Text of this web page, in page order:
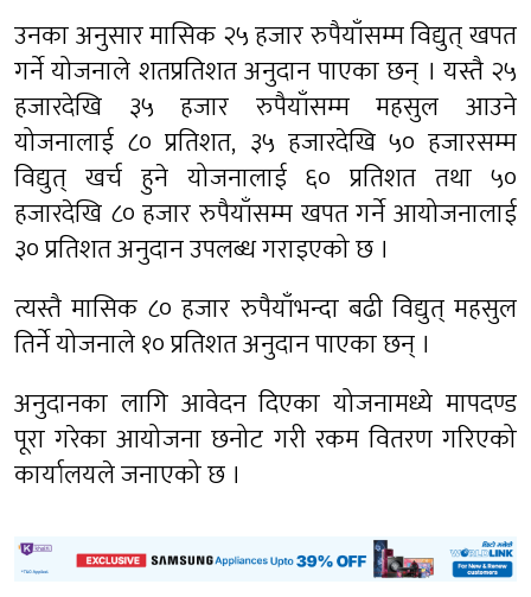
उनका अनुसार मासिक २५ हजार रुपैयाँसम्म विद्युत् खपत
गर्ने योजनाले शतप्रतिशत अनुदान पाएका छन् । यस्तै २५
हजारदेखि ३५ हजार रुपैयाँसम्म महसुल आउने
योजनालाई ८० प्रतिशत, ३५ हजारदेखि ५० हजारसम्म
विद्युत् खर्च हुने योजनालाई ६० प्रतिशत तथा ५०
हजारदेखि ८० हजार रुपैयाँसम्म खपत गर्ने आयोजनालाई
३० प्रतिशत अनुदान उपलब्ध गराइएको छ ।
त्यस्तै मासिक ८० हजार रुपैयाँभन्दा बढी विद्युत् महसुल
तिर्ने योजनाले १० प्रतिशत अनुदान पाएका छन् ।
अनुदानका लागि आवेदन दिएका योजनामध्ये मापदण्ड
पूरा गरेका आयोजना छनोट गरी रकम वितरण गरिएको
कार्यालयले जनाएको छ ।